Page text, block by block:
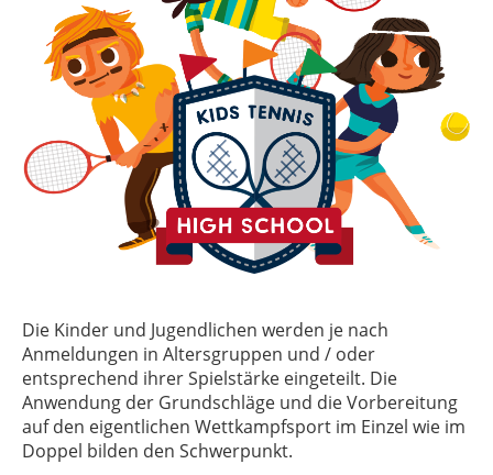
Die Kinder und Jugendlichen werden je nach
Anmeldungen in Altersgruppen und / oder
entsprechend ihrer Spielstärke eingeteilt. Die
Anwendung der Grundschläge und die Vorbereitung
auf den eigentlichen Wettkampfsport im Einzel wie im
Doppel bilden den Schwerpunkt.